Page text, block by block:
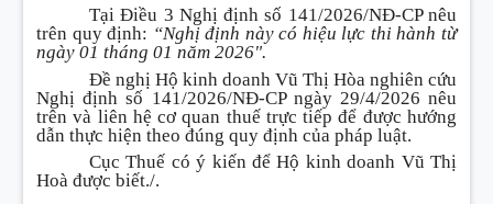
Tại Điều 3 Nghị định số 141/2026/NĐ-CP nêu
trên quy định: “Nghị định này có hiệu lực thi hành từ
ngày 01 tháng 01 năm 2026".
Đề nghị Hộ kinh doanh Vũ Thị Hòa nghiên cứu
Nghị định số 141/2026/NĐ-CP ngày 29/4/2026 nêu
trên và liên hệ cơ quan thuế trực tiếp để được hướng
dẫn thực hiện theo đúng quy định của pháp luật.
Cục Thuế có ý kiến để Hộ kinh doanh Vũ Thị
Hoà được biết./.